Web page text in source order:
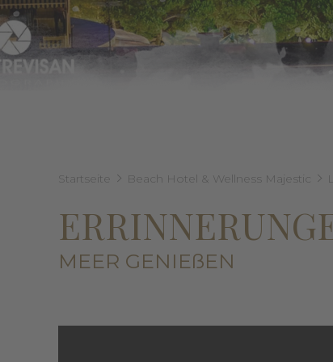
Startseite Beach Hotel & Wellness Majestic
MEER GENIEßEN